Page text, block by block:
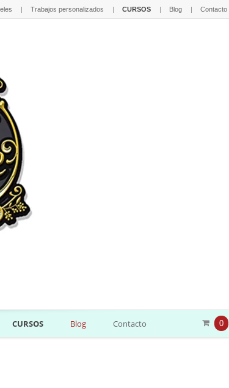
Trabajos personalizados CURSOS Blog Contacto
0
CURSOS Blog Contacto